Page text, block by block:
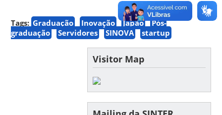
Tags: Graduação Inovação Japão
Pós-
graduação
Servidores SINOVA startup
Visitor Map